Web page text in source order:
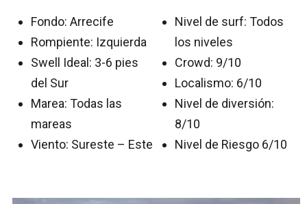
Fondo: Arrecife
Rompiente: Izquierda
Swell Ideal: 3-6 pies
del Sur
Marea: Todas las
mareas
Viento: Sureste – Este
Nivel de surf: Todos
los niveles
Crowd: 9/10
Localismo: 6/10
Nivel de diversión:
8/10
Nivel de Riesgo 6/10